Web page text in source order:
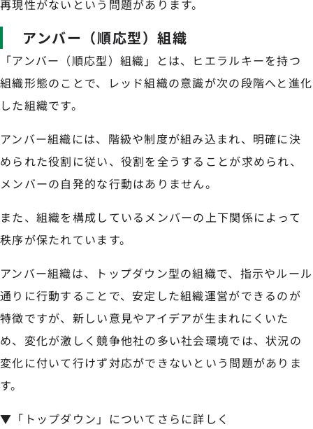
再現性がないという問題があります。
アンバー（順応型）組織
「アンバー（順応型）組織」とは、ヒエラルキーを持つ
組織形態のことで、レッド組織の意識が次の段階へと進化
した組織です。
アンバー組織には、階級や制度が組み込まれ、明確に決
められた役割に従い、役割を全うすることが求められ、
メンバーの自発的な行動はありません。
また、組織を構成しているメンバーの上下関係によって
秩序が保たれています。
アンバー組織は、トップダウン型の組織で、指示やルール
通りに行動することで、安定した組織運営ができるのが
特徴ですが、新しい意見やアイデアが生まれにくいた
め、変化が激しく競争他社の多い社会環境では、状況の
変化に付いて行けず対応ができないという問題がありま
す。
▼「トップダウン」についてさらに詳しく